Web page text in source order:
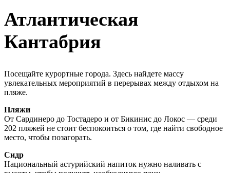
Атлантическая
Кантабрия
Посещайте курортные города. Здесь найдете массу
увлекательных мероприятий в перерывах между отдыхом на
пляже.
Пляжи
От Сардинеро до Тостадеро и от Бикинис до Локос — среди
202 пляжей не стоит беспокоиться о том, где найти свободное
место, чтобы позагорать.
Сидр
Национальный астурийский напиток нужно наливать с